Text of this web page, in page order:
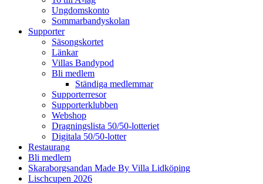
Ungdomskonto
Sommarbandyskolan
Supporter
Säsongskortet
Länkar
Villas Bandypod
Bli medlem
Ständiga medlemmar
Supporterresor
Supporterklubben
Webshop
Dragningslista 50/50-lotteriet
Digitala 50/50-lotter
Restaurang
Bli medlem
Skaraborgsandan Made By Villa Lidköping
Lischcupen 2026